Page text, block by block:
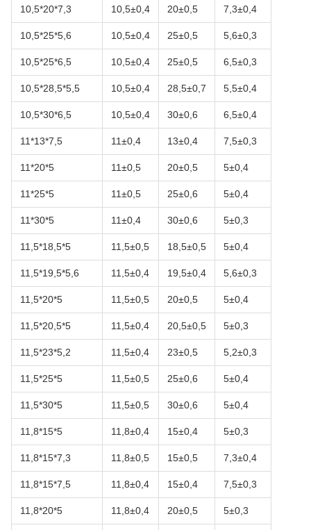
10,5*20*7,3 10,5±0,4 20±0,5 7,3±0,4
10,5*25*5,6 10,5±0,4 25±0,5 5,6±0,3
10,5*25*6,5 10,5±0,4 25±0,5 6,5±0,3
10,5*28,5*5,5 10,5±0,4 28,5±0,7 5,5±0,4
10,5*30*6,5 10,5±0,4 30±0,6 6,5±0,4
11*13*7,5 11±0,4 13±0,4 7,5±0,3
11*20*5 11±0,5 20±0,5 5±0,4
11*25*5 11±0,5 25±0,6 5±0,4
11*30*5 11±0,4 30±0,6 5±0,3
11,5*18,5*5 11,5±0,5 18,5±0,5 5±0,4
11,5*19,5*5,6 11,5±0,4 19,5±0,4 5,6±0,3
11,5*20*5 11,5±0,5 20±0,5 5±0,4
11,5*20,5*5 11,5±0,4 20,5±0,5 5±0,3
11,5*23*5,2 11,5±0,4 23±0,5 5,2±0,3
11,5*25*5 11,5±0,5 25±0,6 5±0,4
11,5*30*5 11,5±0,5 30±0,6 5±0,4
11,8*15*5 11,8±0,4 15±0,4 5±0,3
11,8*15*7,3 11,8±0,5 15±0,5 7,3±0,4
11,8*15*7,5 11,8±0,4 15±0,4 7,5±0,3
11,8*20*5 11,8±0,4 20±0,5 5±0,3